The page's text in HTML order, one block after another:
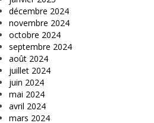
décembre 2024
novembre 2024
octobre 2024
septembre 2024
août 2024
juillet 2024
juin 2024
mai 2024
avril 2024
mars 2024